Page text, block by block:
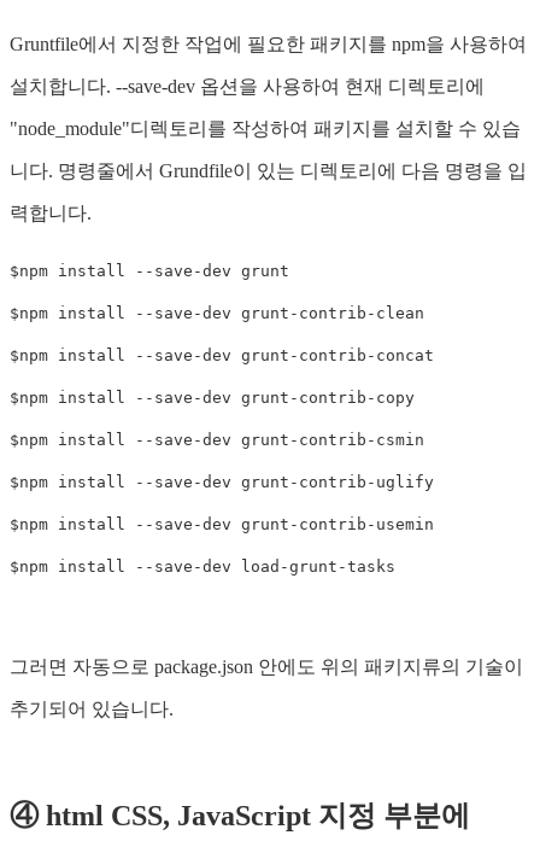
Gruntfile에서 지정한 작업에 필요한 패키지를 npm을 사용하여
설치합니다. --save-dev 옵션을 사용하여 현재 디렉토리에
"node_module"디렉토리를 작성하여 패키지를 설치할 수 있습
니다. 명령줄에서 Grundfile이 있는 디렉토리에 다음 명령을 입
력합니다.
$npm install --save-dev grunt
$npm install --save-dev grunt-contrib-clean
$npm install --save-dev grunt-contrib-concat
$npm install --save-dev grunt-contrib-copy
$npm install --save-dev grunt-contrib-csmin
$npm install --save-dev grunt-contrib-uglify
$npm install --save-dev grunt-contrib-usemin
그러면 자동으로 package.json 안에도 위의 패키지류의 기술이
추기되어 있습니다.
④ html CSS, JavaScript 지정 부분에